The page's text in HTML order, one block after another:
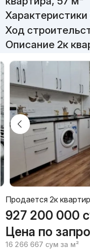
Ход
Описание 2к
Продается 2к
927 200 000
Цена по
16 266 667 сум за м²